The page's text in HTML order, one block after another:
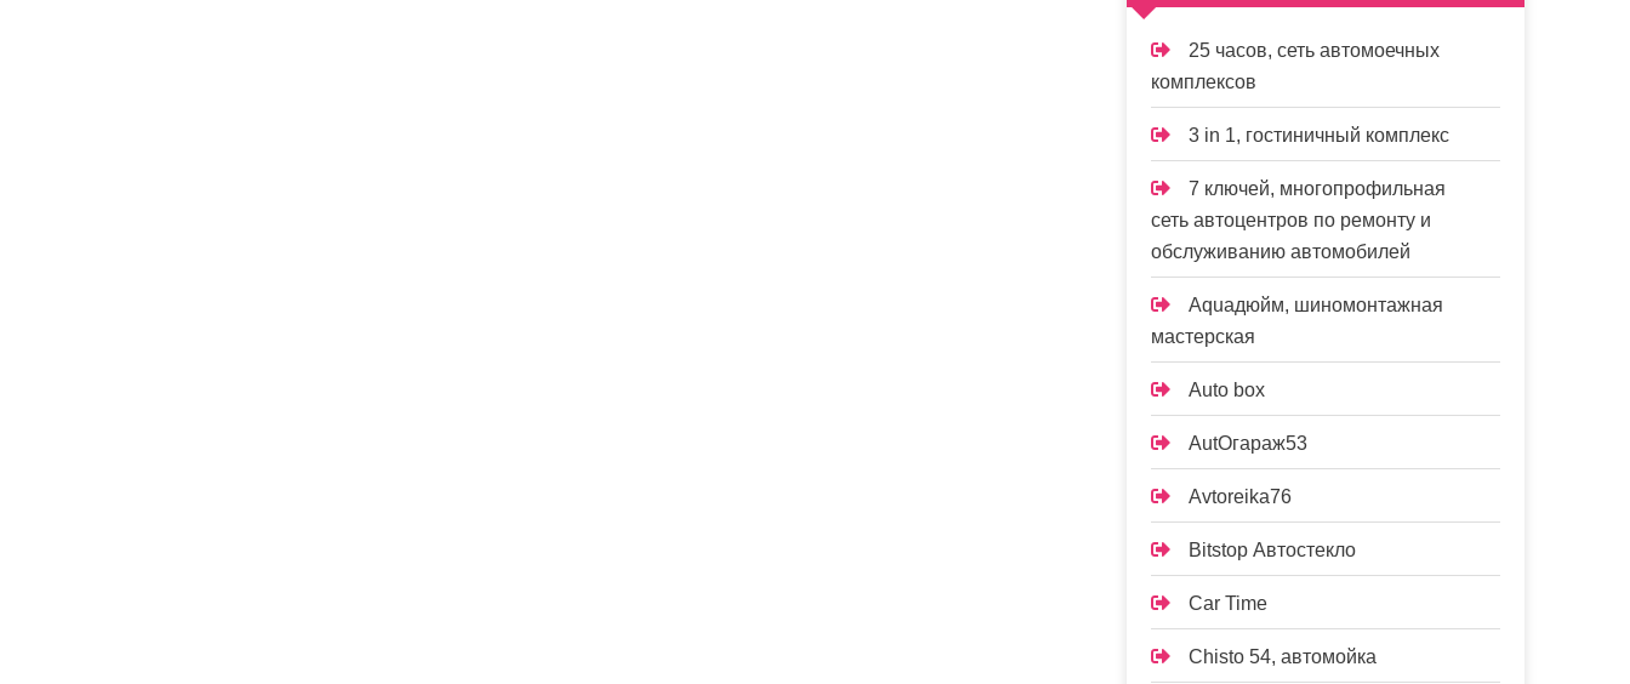
25 часов, сеть автомоечных
комплексов
3 in 1, гостиничный комплекс
7 ключей, многопрофильная
сеть автоцентров по ремонту и
обслуживанию автомобилей
Aquaдюйм, шиномонтажная
мастерская
Auto box
AutOгараж53
Avtoreika76
Bitstop Автостекло
Car Time
Chisto 54, автомойка